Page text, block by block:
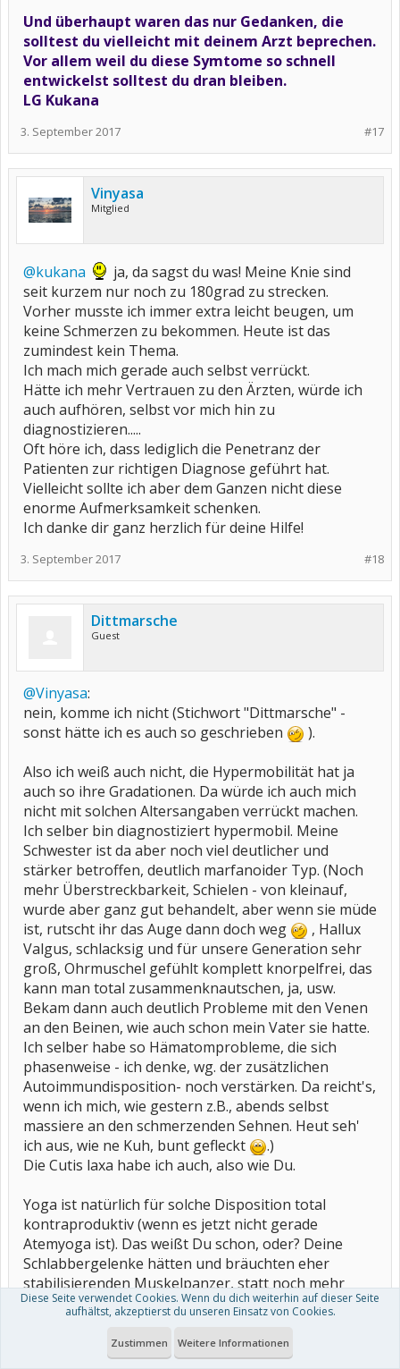
Und überhaupt waren das nur Gedanken, die
solltest du vielleicht mit deinem Arzt beprechen.
Vor allem weil du diese Symtome so schnell
entwickelst solltest du dran bleiben.
LG Kukana
#17
3. September 2017
Vinyasa
Mitglied
@kukana
ja, da sagst du was! Meine Knie sind
seit kurzem nur noch zu 180grad zu strecken.
Vorher musste ich immer extra leicht beugen, um
keine Schmerzen zu bekommen. Heute ist das
zumindest kein Thema.
Ich mach mich gerade auch selbst verrückt.
Hätte ich mehr Vertrauen zu den Ärzten, würde ich
auch aufhören, selbst vor mich hin zu
diagnostizieren.....
Oft höre ich, dass lediglich die Penetranz der
Patienten zur richtigen Diagnose geführt hat.
Vielleicht sollte ich aber dem Ganzen nicht diese
enorme Aufmerksamkeit schenken.
Ich danke dir ganz herzlich für deine Hilfe!
#18
3. September 2017
Dittmarsche
Guest
@Vinyasa:
nein, komme ich nicht (Stichwort "Dittmarsche" -
sonst hätte ich es auch so geschrieben
).
Also ich weiß auch nicht, die Hypermobilität hat ja
auch so ihre Gradationen. Da würde ich auch mich
nicht mit solchen Altersangaben verrückt machen.
Ich selber bin diagnostiziert hypermobil. Meine
Schwester ist da aber noch viel deutlicher und
stärker betroffen, deutlich marfanoider Typ. (Noch
mehr Überstreckbarkeit, Schielen - von kleinauf,
wurde aber ganz gut behandelt, aber wenn sie müde
ist, rutscht ihr das Auge dann doch weg
, Hallux
Valgus, schlacksig und für unsere Generation sehr
groß, Ohrmuschel gefühlt komplett knorpelfrei, das
kann man total zusammenknautschen, ja, usw.
Bekam dann auch deutlich Probleme mit den Venen
an den Beinen, wie auch schon mein Vater sie hatte.
Ich selber habe so Hämatomprobleme, die sich
phasenweise - ich denke, wg. der zusätzlichen
Autoimmundisposition- noch verstärken. Da reicht's,
wenn ich mich, wie gestern z.B., abends selbst
massiere an den schmerzenden Sehnen. Heut seh'
ich aus, wie ne Kuh, bunt gefleckt
.)
Die Cutis laxa habe ich auch, also wie Du.
Yoga ist natürlich für solche Disposition total
kontraproduktiv (wenn es jetzt nicht gerade
Atemyoga ist). Das weißt Du schon, oder? Deine
Schlabbergelenke hätten und bräuchten eher
stabilisierenden Muskelpanzer, statt noch mehr
Überdehnung. Das ist das Elend bei uns
Hypermobilen, dass das schon als Kind "so toll"
gefunden wird und man selber das auch "toll" findet.
So bin dann nicht im Yoga, sondern im
Diese Seite verwendet Cookies. Wenn du dich weiterhin auf dieser Seite
aufhältst, akzeptierst du unseren Einsatz von Cookies.
Zustimmen Weitere Informationen